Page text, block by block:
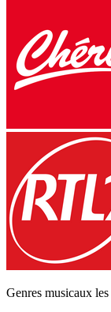
Genres musicaux